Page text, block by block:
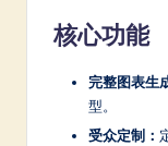
a核心功能
完整图表生
型。
受众定制：